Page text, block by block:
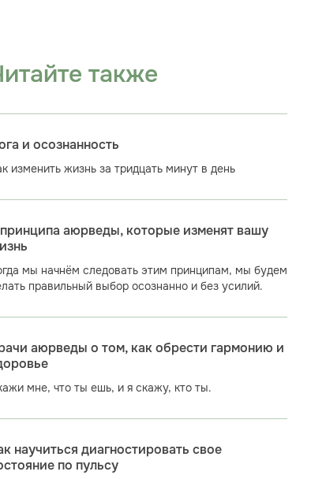
также
и осознанность
изменить жизнь за тридцать минут в день
аюрведы, которые изменят вашу
мы начнём следовать этим принципам, мы будем
правильный выбор осознанно и без усилий.
аюрведы о том, как обрести гармонию и
мне, что ты ешь, и я скажу, кто ты.
научиться диагностировать свое
по пульсу